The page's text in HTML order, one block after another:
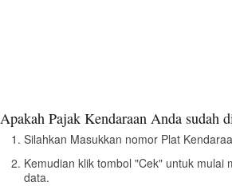
Apakah Pajak Kendaraan Anda sudah
Silahkan Masukkan nomor Plat
Kemudian klik tombol "Cek" untuk mulai
data.